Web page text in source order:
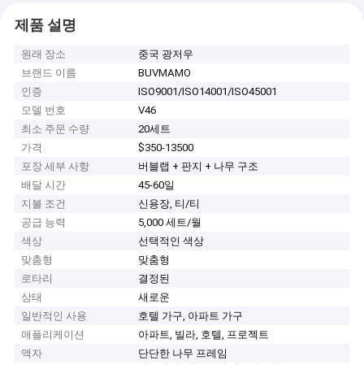
제품 설명
원래 장소
중국 광저우
브랜드 이름
BUVMAMO
인증
ISO9001/ISO14001/ISO45001
모델 번호
V46
최소 주문 수량
20세트
가격
$350-13500
포장 세부 사항
버블랩 + 판지 + 나무 구조
배달 시간
45-60일
지불 조건
신용장, 티/티
공급 능력
5,000 세트/월
색상
선택적인 색상
맞춤형
맞춤형
로타리
결정된
상태
새로운
일반적인 사용
호텔 가구, 아파트 가구
애플리케이션
아파트, 빌라, 호텔, 프로젝트
액자
단단한 나무 프레임